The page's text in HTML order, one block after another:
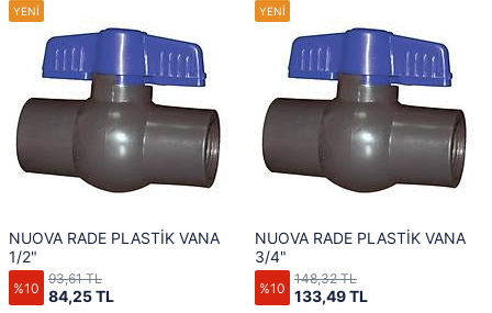
NUOVA RADE PLASTİK VANA
1/2"
%10 84,25 TL
93,61 TL
NUOVA RADE PLASTİK VANA
3/4"
%10 133,49 TL
148,32 TL